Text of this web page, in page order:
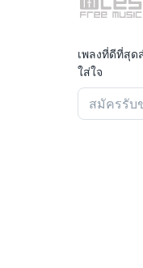
เพลงที่ดีที่สุ
ใส่ใจ
สมัครรับ